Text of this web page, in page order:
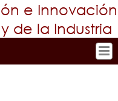
e Innovación
de la Industria